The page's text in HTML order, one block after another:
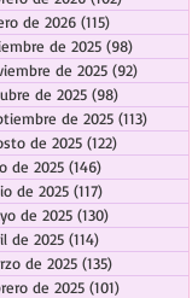
de 2026 (115)
de 2025 (98)
de 2025 (92)
de 2025 (98)
de 2025 (113)
de 2025 (122)
de 2025 (146)
de 2025 (117)
de 2025 (130)
de 2025 (114)
de 2025 (135)
de 2025 (101)